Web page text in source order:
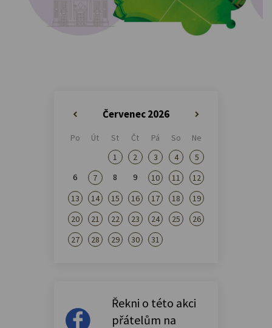
Červenec 2026
»
Po Út St Čt Pá So
Ne
1
2 3 4
5
6
7 8 9 10 11
12
13
14 15 16 17 18
19
20
21 22 23 24 25
26
27
28 29 30 31
Řekni o této akci
přátelům na